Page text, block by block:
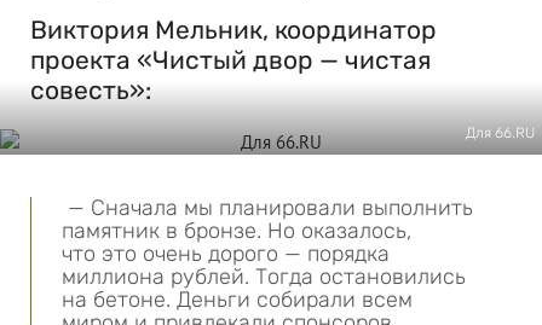
Виктория Мельник, координатор
проекта «Чистый двор — чистая
совесть»:
Для 66.RU
— Сначала мы планировали выполнить
памятник в бронзе. Но оказалось,
что это очень дорого — порядка
миллиона рублей. Тогда остановились
на бетоне. Деньги собирали всем